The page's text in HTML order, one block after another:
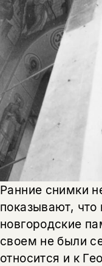
Ранние снимки
показывают, что
новгородские
своем не были
относится и к